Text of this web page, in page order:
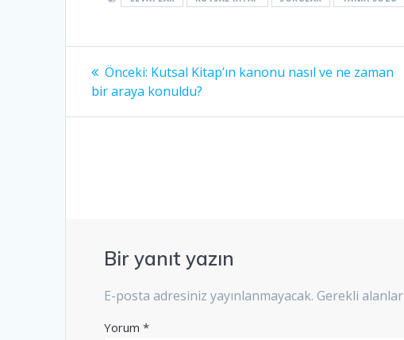
Yazı
gezinmesi
Önceki: Önceki
yazı:
Kutsal Kitap’ın kanonu nasıl ve ne zaman
bir araya konuldu?
Bir yanıt yazın
E-posta adresiniz yayınlanmayacak. Gerekli alanlar
Yorum*